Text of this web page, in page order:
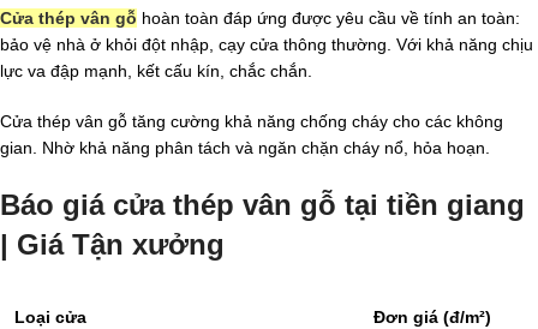
Cửa thép vân gỗ hoàn toàn đáp ứng được yêu cầu về tính an toàn:
bảo vệ nhà ở khỏi đột nhập, cạy cửa thông thường. Với khả năng chịu
lực va đập mạnh, kết cấu kín, chắc chắn.
Cửa thép vân gỗ tăng cường khả năng chống cháy cho các không
gian. Nhờ khả năng phân tách và ngăn chặn cháy nổ, hỏa hoạn.
Báo giá cửa thép vân gỗ tại tiền giang
| Giá Tận xưởng
Loại cửa Đơn giá (đ/m²)